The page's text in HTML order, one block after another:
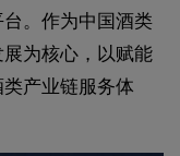
。作为中国酒类
为核心，以赋能
产业链服务体